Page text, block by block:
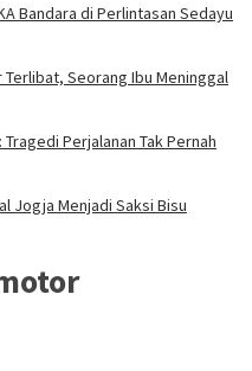
Bandara di Perlintasan Sedayu
Seorang Ibu Meninggal
Perjalanan Tak Pernah
Jogja Menjadi Saksi Bisu